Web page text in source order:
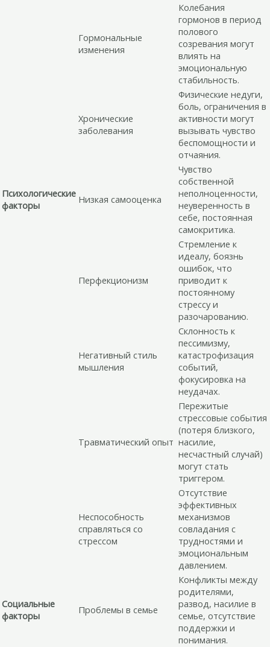
Гормональные
изменения
Колебания
гормонов в период
полового
созревания могут
влиять на
эмоциональную
стабильность.
Хронические
заболевания
Физические недуги,
боль, ограничения в
активности могут
вызывать чувство
беспомощности и
отчаяния.
Психологические
факторы
Низкая самооценка
Чувство
собственной
неполноценности,
неуверенность в
себе, постоянная
самокритика.
Перфекционизм
Стремление к
идеалу, боязнь
ошибок, что
приводит к
постоянному
стрессу и
разочарованию.
Негативный стиль
мышления
Склонность к
пессимизму,
катастрофизация
событий,
фокусировка на
неудачах.
Травматический опыт
Пережитые
стрессовые события
(потеря близкого,
насилие,
несчастный случай)
могут стать
триггером.
Неспособность
справляться со
стрессом
Отсутствие
эффективных
механизмов
совладания с
трудностями и
эмоциональным
давлением.
Социальные
факторы
Проблемы в семье
Конфликты между
родителями,
развод, насилие в
семье, отсутствие
поддержки и
понимания.